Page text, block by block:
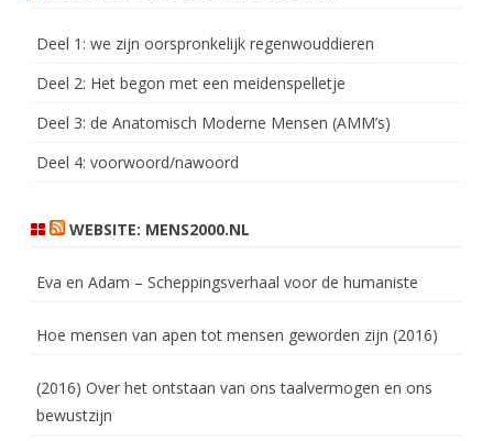
Deel 1: we zijn oorspronkelijk regenwouddieren
Deel 2: Het begon met een meidenspelletje
Deel 3: de Anatomisch Moderne Mensen (AMM’s)
Deel 4: voorwoord/nawoord
WEBSITE: MENS2000.NL
Eva en Adam – Scheppingsverhaal voor de humaniste
Hoe mensen van apen tot mensen geworden zijn (2016)
(2016) Over het ontstaan van ons taalvermogen en ons
bewustzijn